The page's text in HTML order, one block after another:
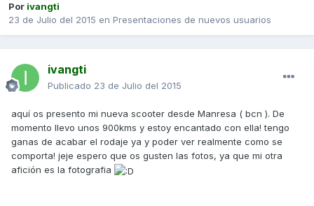
Por ivangti
23 de Julio del 2015 en Presentaciones de nuevos usuarios
ivangti
Publicado 23 de Julio del 2015
aquí os presento mi nueva scooter desde Manresa ( bcn ). De
momento llevo unos 900kms y estoy encantado con ella! tengo
ganas de acabar el rodaje ya y poder ver realmente como se
comporta! jeje espero que os gusten las fotos, ya que mi otra
afición es la fotografia